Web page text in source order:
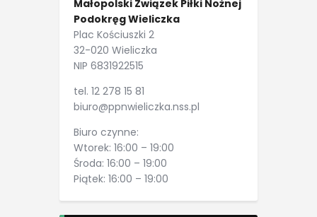
Małopolski Związek Piłki Nożnej
Podokręg Wieliczka
Plac Kościuszki 2
32-020 Wieliczka
NIP 6831922515
tel. 12 278 15 81
biuro@ppnwieliczka.nss.pl
Biuro czynne:
Wtorek: 16:00 – 19:00
Środa: 16:00 – 19:00
Piątek: 16:00 – 19:00